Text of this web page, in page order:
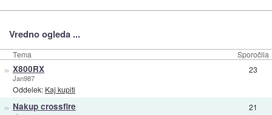
Vredno ogleda ...
Tema Sporočila
» X800RX
Jan987
Oddelek: Kaj kupiti
23
» Nakup crossfire 21